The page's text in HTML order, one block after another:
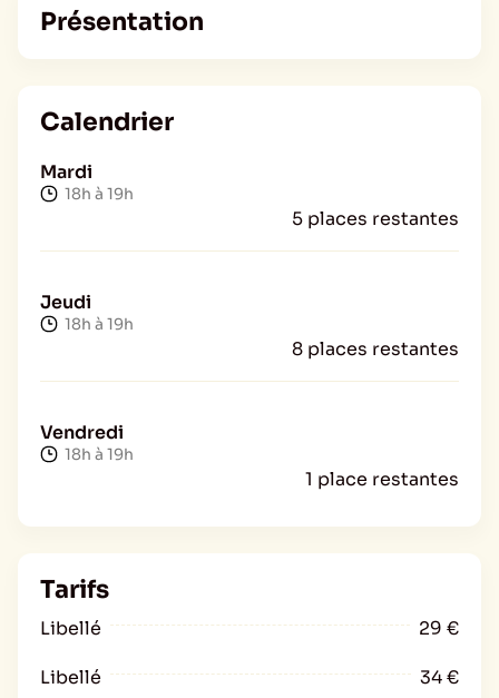
Présentation
Calendrier
Mardi
18h à 19h
5 places restantes
Jeudi
18h à 19h
8 places restantes
Vendredi
18h à 19h
1 place restantes
Tarifs
Libellé 29 €
Libellé 34 €